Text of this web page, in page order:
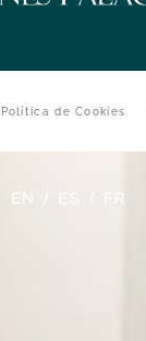
Política de Cookies
EN FR